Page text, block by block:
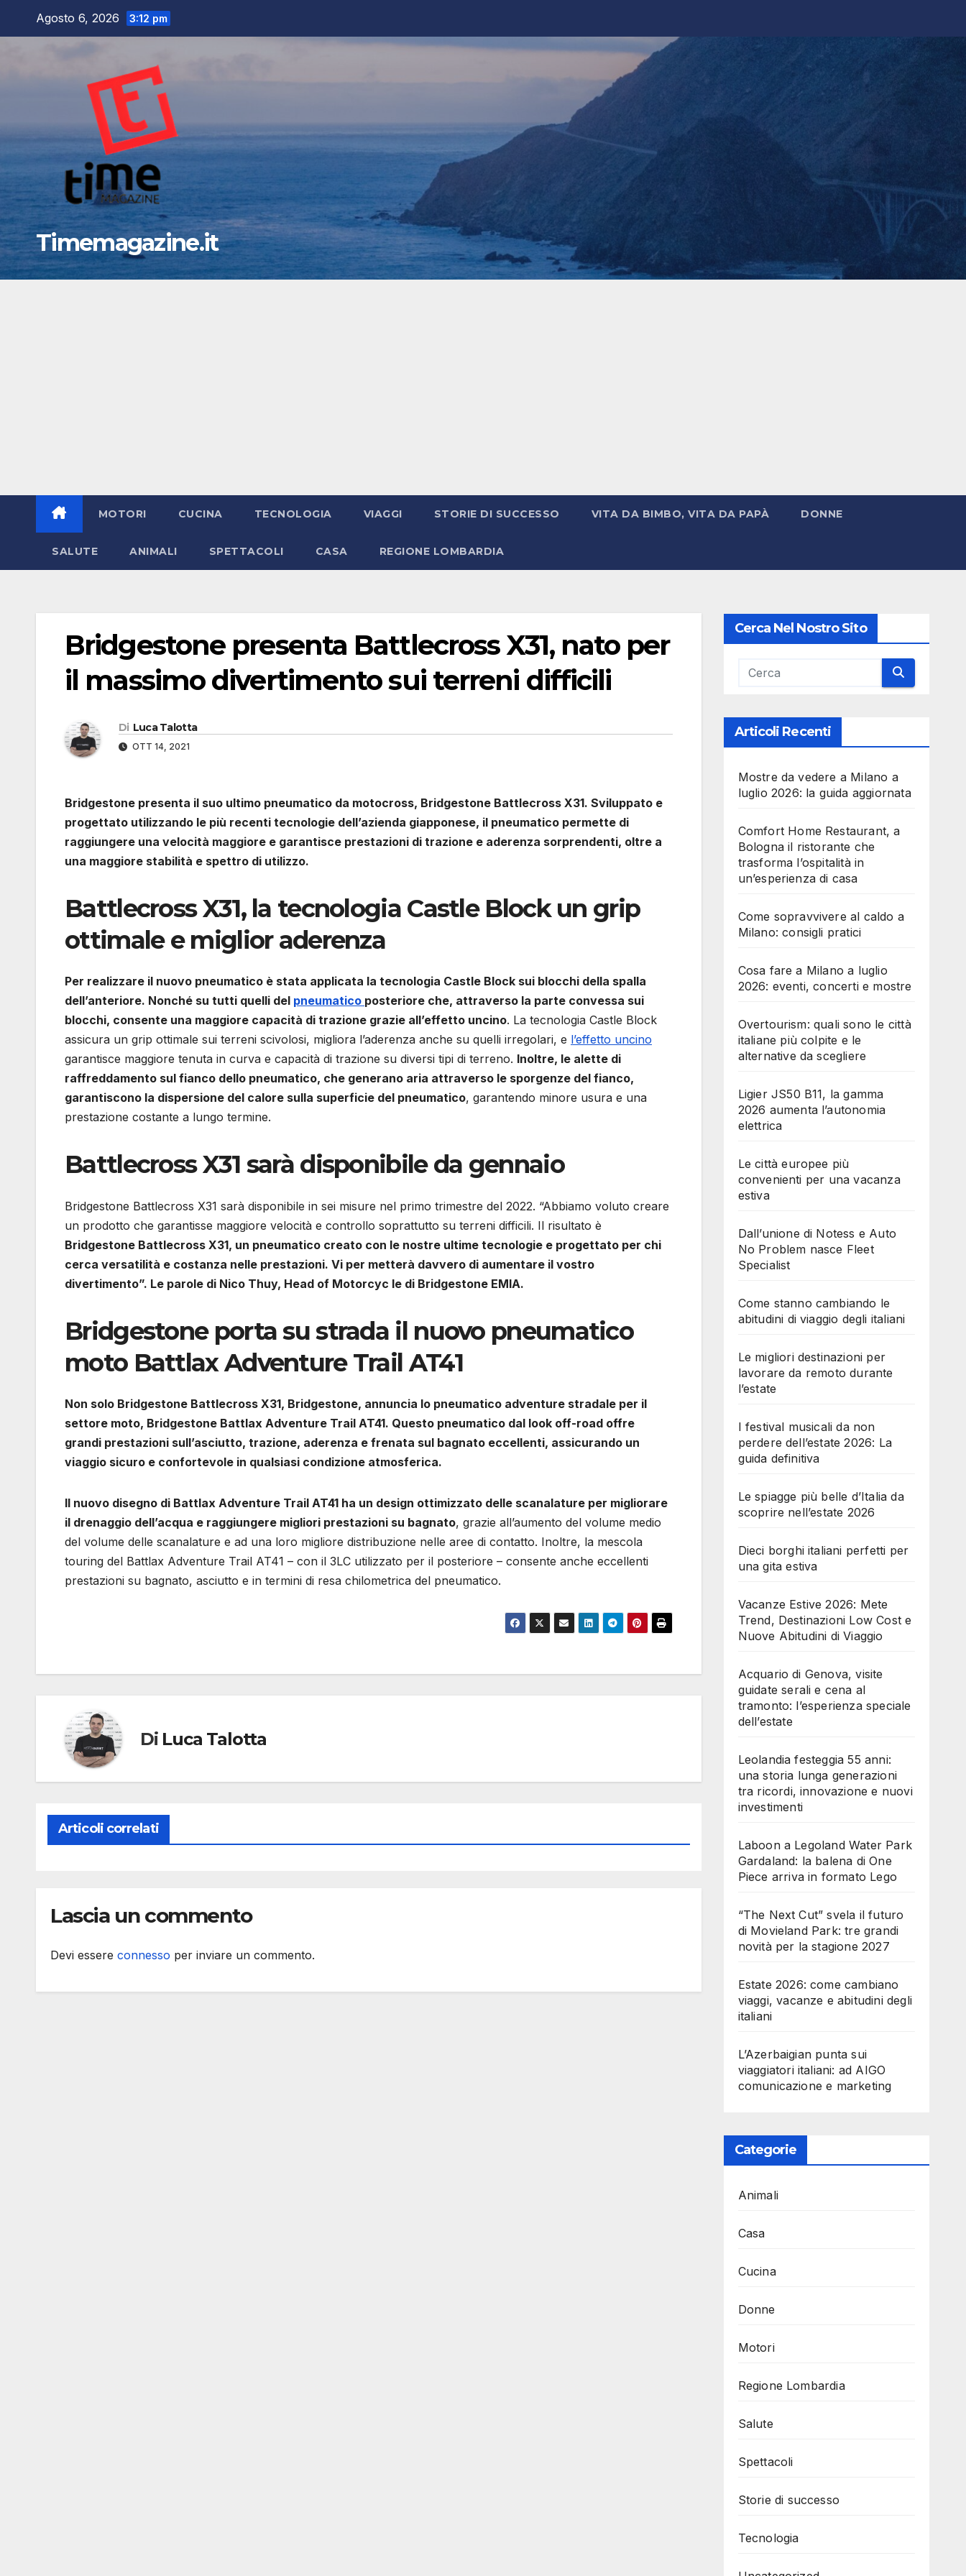
Agosto 6, 2026 3:12 pm
Timemagazine.it
MOTORI CUCINA TECNOLOGIA VIAGGI STORIE DI SUCCESSO VITA DA BIMBO, VITA DA PAPÀ DONNE
SALUTE ANIMALI SPETTACOLI CASA REGIONE LOMBARDIA
Bridgestone presenta Battlecross X31, nato per
il massimo divertimento sui terreni difficili
Di Luca Talotta
OTT 14, 2021
Bridgestone presenta il suo ultimo pneumatico da motocross, Bridgestone Battlecross X31. Sviluppato e
progettato utilizzando le più recenti tecnologie dell’azienda giapponese, il pneumatico permette di
raggiungere una velocità maggiore e garantisce prestazioni di trazione e aderenza sorprendenti, oltre a
una maggiore stabilità e spettro di utilizzo.
Battlecross X31, la tecnologia Castle Block un grip
ottimale e miglior aderenza
Per realizzare il nuovo pneumatico è stata applicata la tecnologia Castle Block sui blocchi della spalla
dell’anteriore. Nonché su tutti quelli del pneumatico posteriore che, attraverso la parte convessa sui
blocchi, consente una maggiore capacità di trazione grazie all’effetto uncino. La tecnologia Castle Block
assicura un grip ottimale sui terreni scivolosi, migliora l’aderenza anche su quelli irregolari, e l’effetto uncino
garantisce maggiore tenuta in curva e capacità di trazione su diversi tipi di terreno. Inoltre, le alette di
raffreddamento sul fianco dello pneumatico, che generano aria attraverso le sporgenze del fianco,
garantiscono la dispersione del calore sulla superficie del pneumatico, garantendo minore usura e una
prestazione costante a lungo termine.
Battlecross X31 sarà disponibile da gennaio
Bridgestone Battlecross X31 sarà disponibile in sei misure nel primo trimestre del 2022. “Abbiamo voluto creare
un prodotto che garantisse maggiore velocità e controllo soprattutto su terreni difficili. Il risultato è
Bridgestone Battlecross X31, un pneumatico creato con le nostre ultime tecnologie e progettato per chi
cerca versatilità e costanza nelle prestazioni. Vi per metterà davvero di aumentare il vostro
divertimento”. Le parole di Nico Thuy, Head of Motorcyc le di Bridgestone EMIA.
Bridgestone porta su strada il nuovo pneumatico
moto Battlax Adventure Trail AT41
Non solo Bridgestone Battlecross X31, Bridgestone, annuncia lo pneumatico adventure stradale per il
settore moto, Bridgestone Battlax Adventure Trail AT41. Questo pneumatico dal look off-road offre
grandi prestazioni sull’asciutto, trazione, aderenza e frenata sul bagnato eccellenti, assicurando un
viaggio sicuro e confortevole in qualsiasi condizione atmosferica.
Il nuovo disegno di Battlax Adventure Trail AT41 ha un design ottimizzato delle scanalature per migliorare
il drenaggio dell’acqua e raggiungere migliori prestazioni su bagnato, grazie all’aumento del volume medio
del volume delle scanalature e ad una loro migliore distribuzione nelle aree di contatto. Inoltre, la mescola
touring del Battlax Adventure Trail AT41 – con il 3LC utilizzato per il posteriore – consente anche eccellenti
prestazioni su bagnato, asciutto e in termini di resa chilometrica del pneumatico.
Di Luca Talotta
Articoli correlati
Lascia un commento
Devi essere connesso per inviare un commento.
Cerca Nel Nostro Sito
Articoli Recenti
Mostre da vedere a Milano a
luglio 2026: la guida aggiornata
Comfort Home Restaurant, a
Bologna il ristorante che
trasforma l’ospitalità in
un’esperienza di casa
Come sopravvivere al caldo a
Milano: consigli pratici
Cosa fare a Milano a luglio
2026: eventi, concerti e mostre
Overtourism: quali sono le città
italiane più colpite e le
alternative da scegliere
Ligier JS50 B11, la gamma
2026 aumenta l’autonomia
elettrica
Le città europee più
convenienti per una vacanza
estiva
Dall’unione di Notess e Auto
No Problem nasce Fleet
Specialist
Come stanno cambiando le
abitudini di viaggio degli italiani
Le migliori destinazioni per
lavorare da remoto durante
l’estate
I festival musicali da non
perdere dell’estate 2026: La
guida definitiva
Le spiagge più belle d’Italia da
scoprire nell’estate 2026
Dieci borghi italiani perfetti per
una gita estiva
Vacanze Estive 2026: Mete
Trend, Destinazioni Low Cost e
Nuove Abitudini di Viaggio
Acquario di Genova, visite
guidate serali e cena al
tramonto: l’esperienza speciale
dell’estate
Leolandia festeggia 55 anni:
una storia lunga generazioni
tra ricordi, innovazione e nuovi
investimenti
Laboon a Legoland Water Park
Gardaland: la balena di One
Piece arriva in formato Lego
“The Next Cut” svela il futuro
di Movieland Park: tre grandi
novità per la stagione 2027
Estate 2026: come cambiano
viaggi, vacanze e abitudini degli
italiani
L’Azerbaigian punta sui
viaggiatori italiani: ad AIGO
comunicazione e marketing
Categorie
Animali
Casa
Cucina
Donne
Motori
Regione Lombardia
Salute
Spettacoli
Storie di successo
Tecnologia